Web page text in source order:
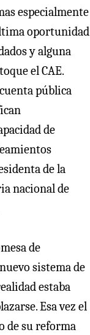
especialmente
oportunidad
y alguna
el CAE.
pública
de
de la
nacional de
de
sistema de
estaba
Esa vez el
de su reforma